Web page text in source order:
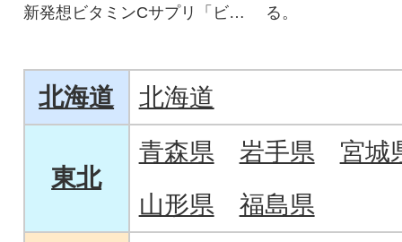
新発想ビタミンCサプリ「ビタ
る。
北海道 北海道
東北
青森県 岩手県
宮城
山形県
福島県